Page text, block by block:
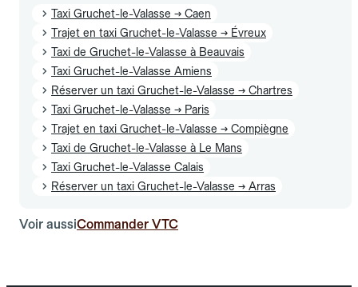
Taxi Gruchet-le-Valasse → Caen
Trajet en taxi Gruchet-le-Valasse → Évreux
Taxi de Gruchet-le-Valasse à Beauvais
Taxi Gruchet-le-Valasse Amiens
Réserver un taxi Gruchet-le-Valasse → Chartres
Taxi Gruchet-le-Valasse → Paris
Trajet en taxi Gruchet-le-Valasse → Compiègne
Taxi de Gruchet-le-Valasse à Le Mans
Taxi Gruchet-le-Valasse Calais
Réserver un taxi Gruchet-le-Valasse → Arras
Voir aussiCommander VTC